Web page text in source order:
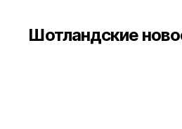
Шотландские